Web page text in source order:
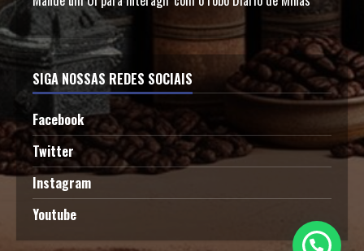
SIGA NOSSAS REDES SOCIAIS
Facebook
Twitter
Instagram
Youtube